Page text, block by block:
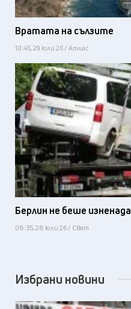
Вратата на сълзите
10:45, 29 юли 26 / Атлас
Берлин не беше изненада
08:35, 28 юли 26 / Свят
Избрани новини